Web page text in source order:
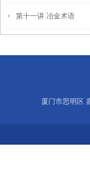
第十一讲 冶金术语
厦门市思明区